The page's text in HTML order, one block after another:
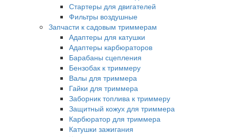
Стартеры для двигателей
Фильтры воздушные
Запчасти к садовым триммерам
Адаптеры для катушки
Адаптеры карбюраторов
Барабаны сцепления
Бензобак к триммеру
Валы для триммера
Гайки для триммера
Заборник топлива к триммеру
Защитный кожух для триммера
Карбюратор для триммера
Катушки зажигания